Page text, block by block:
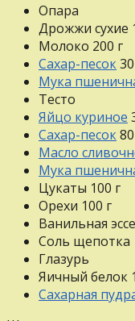
Опара
Дрожжи сухие
Молоко 200 г
Сахар-песок30
Мука
Тесто
Яйцо куриное
Сахар-песок80
Масло
Мука
Цукаты 100 г
Орехи 100 г
Ванильная
Соль щепотка
Глазурь
Яичный белок 1
Сахарная